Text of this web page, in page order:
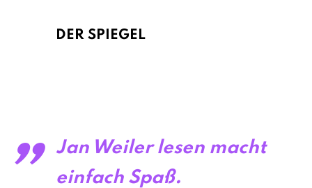
DER SPIEGEL
„ Jan Weiler lesen macht
einfach Spaß.